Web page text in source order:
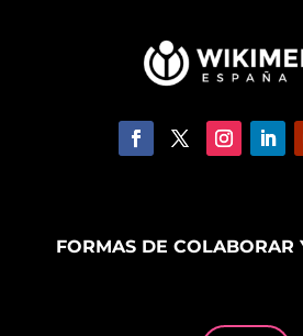
FORMAS DE COLABORAR